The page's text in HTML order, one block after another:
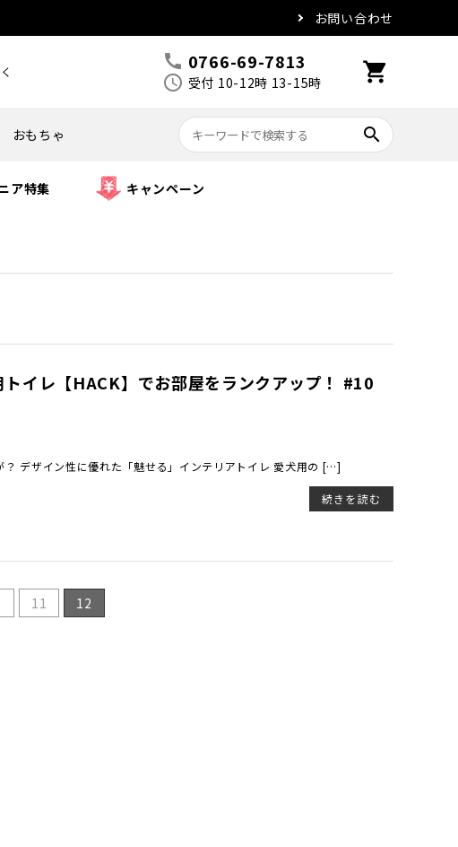
お問い合わせ
call 0766-69-7813
schedule 受付 10-12時 13-15時 shopping_cart
おもちゃ search
ア特集 キャンペーン
イレ【HACK】でお部屋をランクアップ！ #10
デザイン性に優れた「魅せる」インテリアトイレ 愛犬用の […]
続きを読む
11 12